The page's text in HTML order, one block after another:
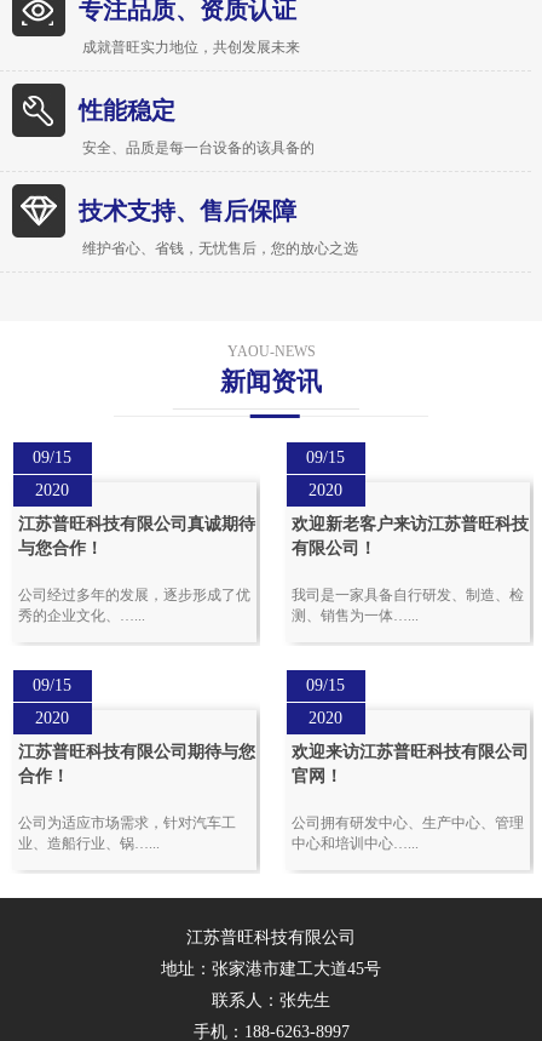
专注品质、资质认证
成就普旺实力地位，共创发展未来
性能稳定
安全、品质是每一台设备的该具备的
技术支持、售后保障
维护省心、省钱，无忧售后，您的放心之选
YAOU-NEWS
新闻资讯
09/15
2020
江苏普旺科技有限公司真诚期待
与您合作！
公司经过多年的发展，逐步形成了优
秀的企业文化、…...
09/15
2020
欢迎新老客户来访江苏普旺科技
有限公司！
我司是一家具备自行研发、制造、检
测、销售为一体…...
09/15
2020
江苏普旺科技有限公司期待与您
合作！
公司为适应市场需求，针对汽车工
业、造船行业、锅…...
09/15
2020
欢迎来访江苏普旺科技有限公司
官网！
公司拥有研发中心、生产中心、管理
中心和培训中心…...
江苏普旺科技有限公司
地址：张家港市建工大道45号
联系人：张先生
手机：188-6263-8997